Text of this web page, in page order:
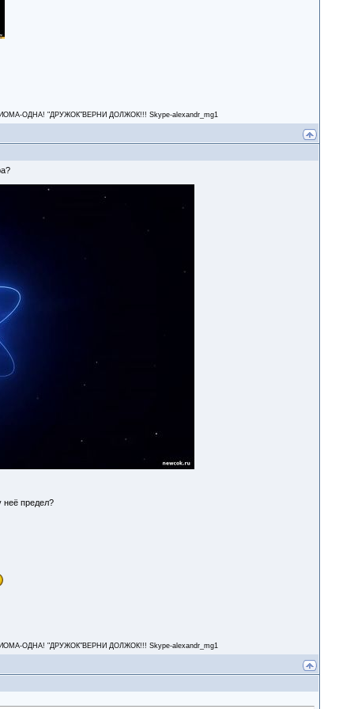
ОДНА! "ДРУЖОК"ВЕРНИ ДОЛЖОК!!! Skype-alexandr_mg1
неё предел?
ОДНА! "ДРУЖОК"ВЕРНИ ДОЛЖОК!!! Skype-alexandr_mg1